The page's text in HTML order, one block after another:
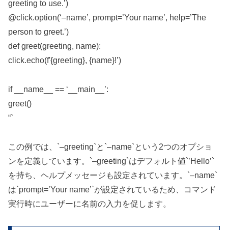
greeting to use.’)
@click.option(‘–name’, prompt=’Your name’, help=’The
person to greet.’)
def greet(greeting, name):
click.echo(f'{greeting}, {name}!’)
if __name__ == ‘__main__’:
greet()
“`
この例では、`–greeting`と`–name`という2つのオプショ
ンを定義しています。`–greeting`はデフォルト値`’Hello’`
を持ち、ヘルプメッセージも設定されています。`–name`
は`prompt=’Your name’`が設定されているため、コマンド
実行時にユーザーに名前の入力を促します。